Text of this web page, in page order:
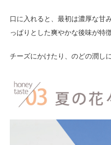
口に入れると、最初は濃厚な甘
っぱりとした爽やかな後味が特徴
チーズにかけたり、のどの潤し